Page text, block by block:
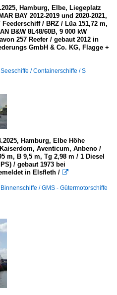
Hamburg, Elbe, Liegeplatz
BAY 2012-2019 und 2020-2021,
Feederschiff / BRZ / Lüa 151,72 m,
B&W 8L48/60B, 9 000 kW
257 Reefer / gebaut 2012 in
GmbH & Co. KG, Flagge +
Seeschiffe / Containerschiffe / S
Hamburg, Elbe Höhe
Aventicum, Anbeno /
m, B 9,5 m, Tg 2,98 m / 1 Diesel
/ gebaut 1973 bei
in Elsfleth / 
Binnenschiffe / GMS - Gütermotorschiffe